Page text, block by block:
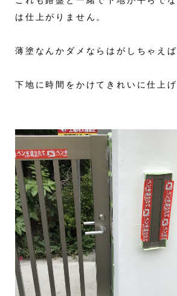
は仕上がりません。
薄塗なんかダメならはがしちゃえば
下地に時間をかけてきれいに仕上げ